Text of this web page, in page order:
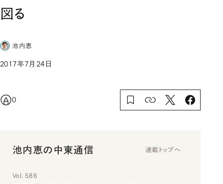
図る
池内恵
2017年7月24日
0
池内恵の中東通信 連載トップへ
Vol. 586